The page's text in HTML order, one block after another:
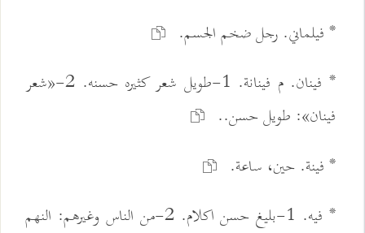
* فيلماني. رجل ضخم الجسم.
* فينان. م فينانة. 1-طويل شعر كثيره حسنه. 2-«شعر
فينان»: طويل حسن..
* فينة. حين، ساعة.
* فيه. 1-بليغ حسن اكلام. 2-من الناس وغيرهم: النهم